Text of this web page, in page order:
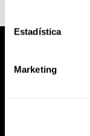
Estadística
Marketing